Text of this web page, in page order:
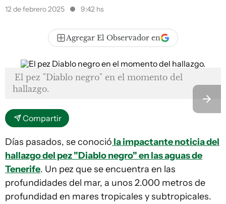
12 de febrero 2025 9:42 hs
Agregar El Observador en
El pez "Diablo negro" en el momento del
hallazgo.
Compartir
Días pasados, se conoció la impactante noticia del
hallazgo del pez "Diablo negro" en las aguas de
Tenerife. Un pez que se encuentra en las
profundidades del mar, a unos 2.000 metros de
profundidad en mares tropicales y subtropicales.